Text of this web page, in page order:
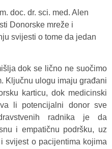
doc. dr. sci. med. Alen
Donorske mreže i
svijesti o tome da jedan
dok se lično ne suočimo
Ključnu ulogu imaju građani
karticu, dok medicinski
li potencijalni donor sve
radnika je da
i empatičnu podršku, uz
svijest o pacijentima kojima